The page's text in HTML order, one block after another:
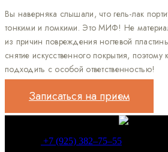
Вы наверняка слышали, что гель-лак
тонкими и ломкими. Это МИФ! Не
из причин повреждения ногтевой
снятие искусственного покрытия,
подходить с особой ответственностью!
Записаться на прием
+7 (925) 382‒75‒55